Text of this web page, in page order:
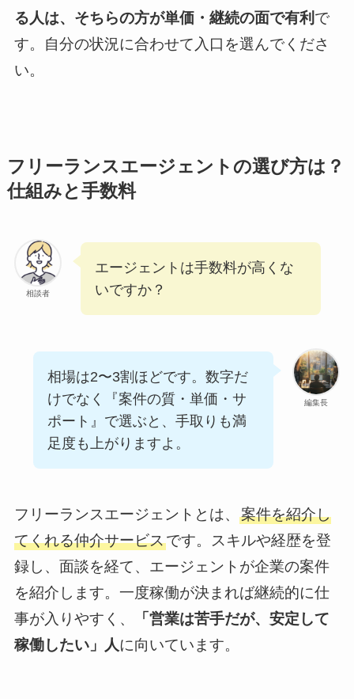
る人は、そちらの方が単価・継続の面で有利 で
す。自分の状況に合わせて入口を選んでくださ
い。
フリーランスエージェントの選び方は？
仕組みと手数料
相談者
エージェントは手数料が高くな
いですか？
編集長
相場は2〜3割ほどです。数字だ
けでなく『案件の質・単価・サ
ポート』で選ぶと、手取りも満
足度も上がりますよ。
フリーランスエージェントとは、 案件を紹介し
てくれる仲介サービスです。スキルや経歴を登
録し、面談を経て、エージェントが企業の案件
を紹介します。一度稼働が決まれば継続的に仕
事が入りやすく、
「営業は苦手だが、安定して
稼働したい」人に向いています。